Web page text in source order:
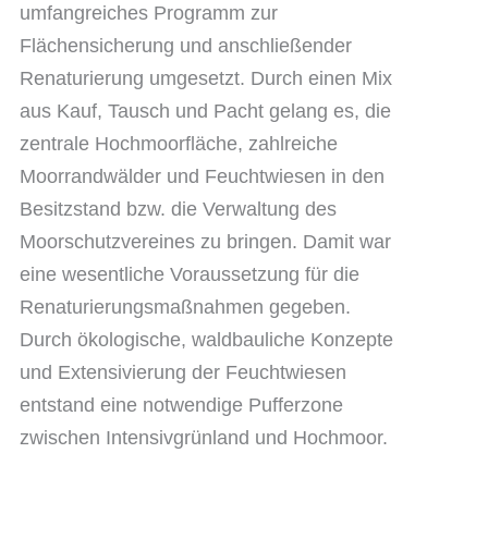
umfangreiches Programm zur
Flächensicherung und anschließender
Renaturierung umgesetzt. Durch einen Mix
aus Kauf, Tausch und Pacht gelang es, die
zentrale Hochmoorfläche, zahlreiche
Moorrandwälder und Feuchtwiesen in den
Besitzstand bzw. die Verwaltung des
Moorschutzvereines zu bringen. Damit war
eine wesentliche Voraussetzung für die
Renaturierungsmaßnahmen gegeben.
Durch ökologische, waldbauliche Konzepte
und Extensivierung der Feuchtwiesen
entstand eine notwendige Pufferzone
zwischen Intensivgrünland und Hochmoor.